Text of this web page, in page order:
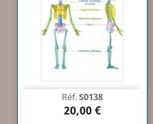
Réf.S0138
20,00 €